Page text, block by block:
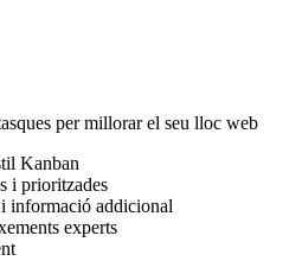
per millorar el seu lloc web
Kanban
i prioritzades
informació addicional
experts